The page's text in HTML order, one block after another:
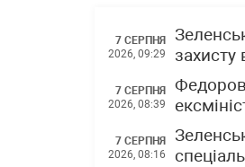
7 СЕРПНЯ
2026, 09:29
захисту
7 СЕРПНЯ
2026, 08:39
Федоров
7 СЕРПНЯ
2026, 08:16